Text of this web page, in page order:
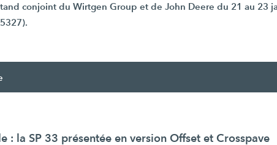
conjoint du Wirtgen Group et de John Deere du 21 au 23
: la SP 33 présentée en version Offset et Crosspave